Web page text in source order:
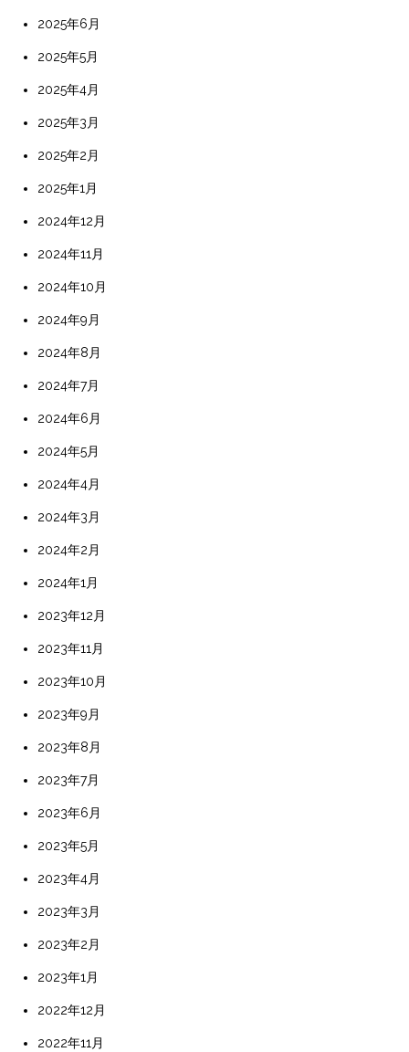
2025年6月
2025年5月
2025年4月
2025年3月
2025年2月
2025年1月
2024年12月
2024年11月
2024年10月
2024年9月
2024年8月
2024年7月
2024年6月
2024年5月
2024年4月
2024年3月
2024年2月
2024年1月
2023年12月
2023年11月
2023年10月
2023年9月
2023年8月
2023年7月
2023年6月
2023年5月
2023年4月
2023年3月
2023年2月
2023年1月
2022年12月
2022年11月